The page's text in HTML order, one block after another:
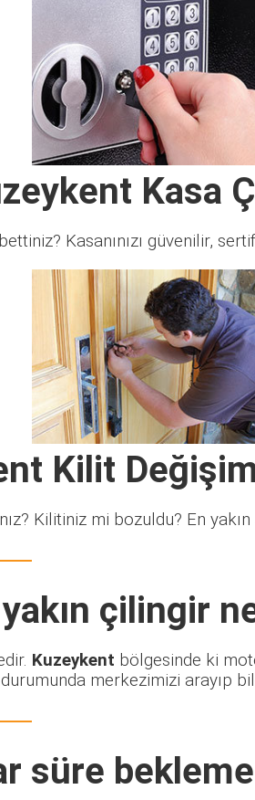
Kasa
Kasanınızı güvenilir,
Kilit
Kilitiniz mi bozuldu? En
çilingir
Kuzeykent bölgesinde ki
merkezimizi arayıp
süre